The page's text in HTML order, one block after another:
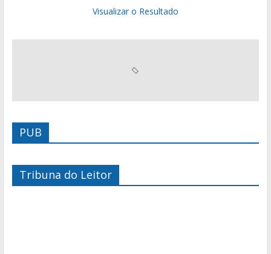
Visualizar o Resultado
PUB
Tribuna do Leitor